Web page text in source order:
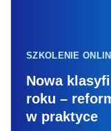
SZKOLENIE
Nowa
roku –
w praktyce